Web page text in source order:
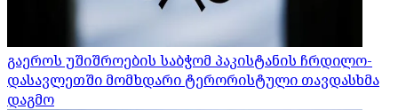
გაეროს უშიშროების საბჭომ პაკისტანის ჩრდილო-
დასავლეთში მომხდარი ტერორისტული თავდასხმა
დაგმო